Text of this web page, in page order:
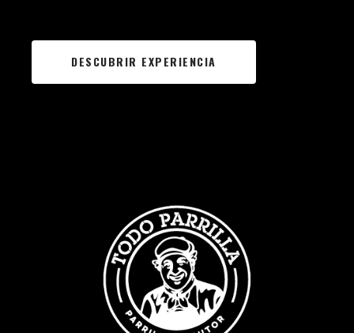
DESCUBRIR EXPERIENCIA